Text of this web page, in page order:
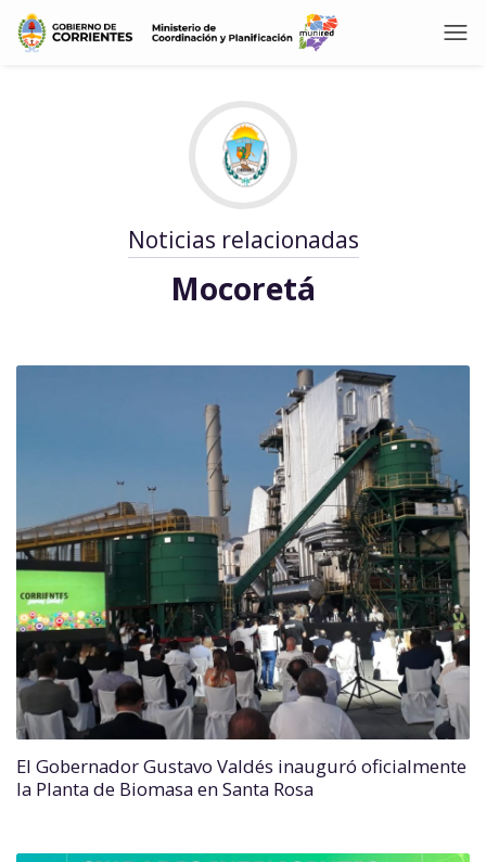
Noticias relacionadas
Mocoretá
El Gobernador Gustavo Valdés inauguró oficialmente
la Planta de Biomasa en Santa Rosa